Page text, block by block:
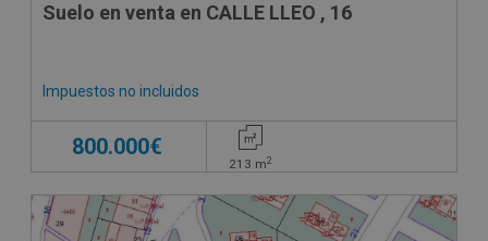
Suelo en venta en CALLE LLEO , 16
Impuestos no incluidos
800.000€
213 m2